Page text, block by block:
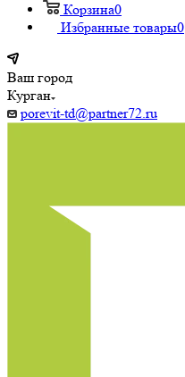
Корзина0
Избранные товары0
Ваш город
Курган
porevit-td@partner72.ru